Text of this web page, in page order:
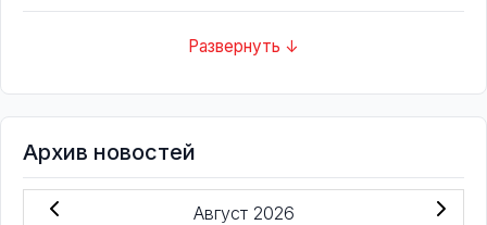
Развернуть ↓
Архив новостей
Август 2026